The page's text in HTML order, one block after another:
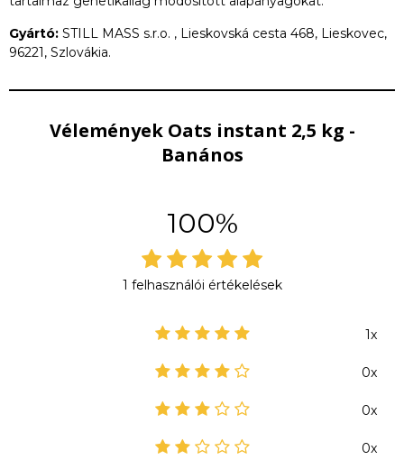
Gyártó: STILL MASS s.r.o. , Lieskovská cesta 468, Lieskovec,
96221, Szlovákia.
Vélemények Oats instant 2,5 kg -
Banános
100%
1 felhasználói értékelések
1x
0x
0x
0x